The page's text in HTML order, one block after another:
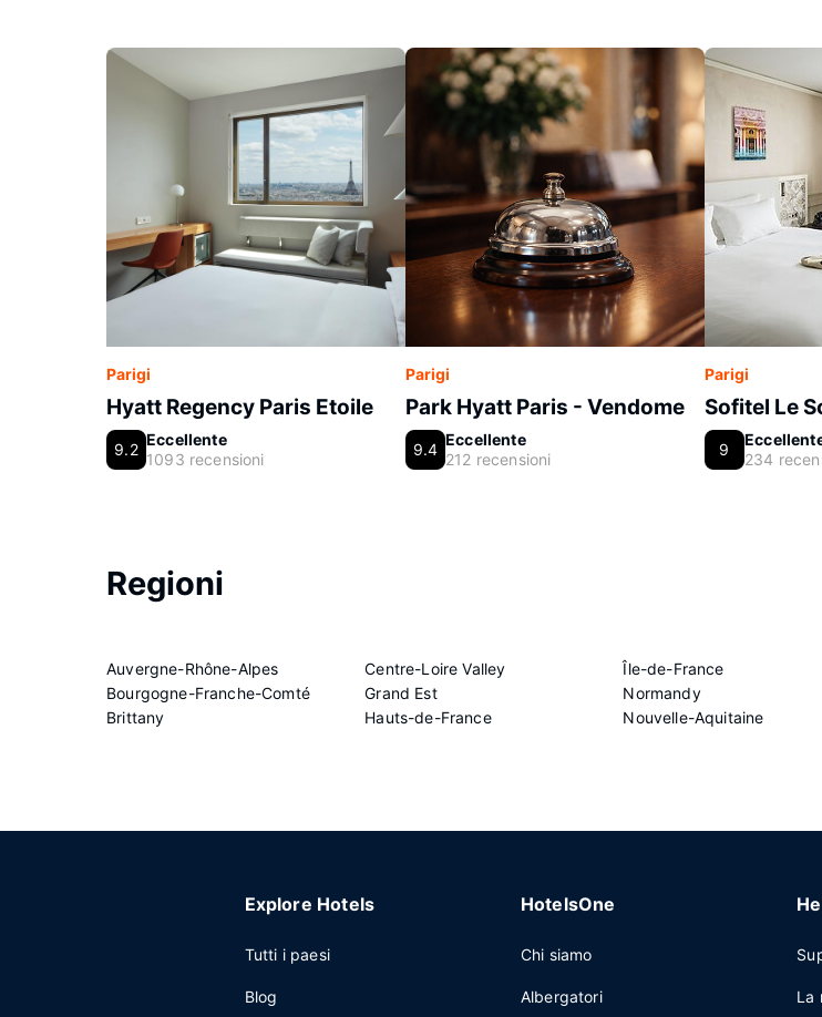
Parigi
Hyatt Regency Paris Etoile
9.2
Eccellente
1093 recensioni
Parigi
Park Hyatt Paris - Vendome
9.4
Eccellente
212 recensioni
Parigi
Sofitel Le
9
234
Regioni
Auvergne-Rhône-Alpes
Bourgogne-Franche-Comté
Brittany
Centre-Loire Valley
Grand Est
Hauts-de-France
Île-de-France
Normandy
Nouvelle-Aquitaine
Explore Hotels
Tutti i paesi
Blog
HotelsOne
Chi siamo
Albergatori La